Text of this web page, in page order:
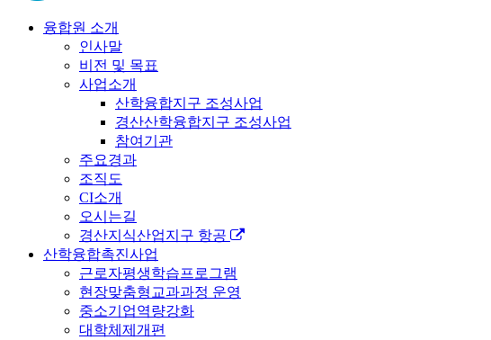
융합원 소개
인사말
비전 및 목표
사업소개
산학융합지구 조성사업
경산산학융합지구 조성사업
참여기관
주요경과
조직도
CI소개
오시는길
경산지식산업지구 항공
산학융합촉진사업
근로자평생학습프로그램
현장맞춤형교과과정 운영
중소기업역량강화
대학체제개편